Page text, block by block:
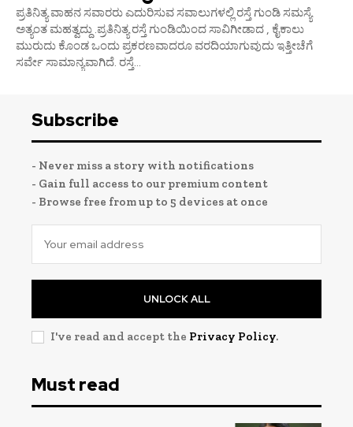
ಪ್ರತಿನಿತ್ಯ ವಾಹನ ಸವಾರರು ಎದುರಿಸುವ ಸವಾಲುಗಳಲ್ಲಿ ರಸ್ತೆ ಗುಂಡಿ ಸಮಸ್ಯೆ
ಅತ್ಯಂತ ಮಹತ್ವದ್ದು .ಪ್ರತಿನಿತ್ಯ ರಸ್ತೆ ಗುಂಡಿಯಿಂದ ಸಾವಿಗೀಡಾದ , ಕೈಕಾಲು
ಮುರುದು ಕೊಂಡ ಒಂದು ಪ್ರಕರಣವಾದರೂ ವರದಿಯಾಗುವುದು ಇತ್ತೀಚೆಗೆ
ಸರ್ವೇ ಸಾಮಾನ್ಯವಾಗಿದೆ. ರಸ್ತೆ...
Subscribe
- Never miss a story with notifications
- Gain full access to our premium content
- Browse free from up to 5 devices at once
UNLOCK ALL
I've read and accept the Privacy Policy.
Must read